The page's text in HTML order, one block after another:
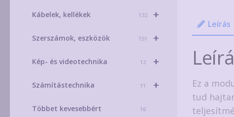
Leírás
Ez a
tud
+
Kábelek, kellékek 132
+
Szerszámok, eszközök 151
+
Kép- és videotechnika 12
+
Számítástechnika 11
Többet kevesebbért 16